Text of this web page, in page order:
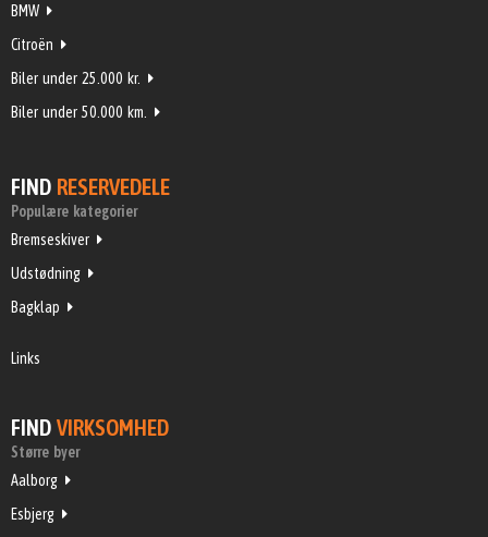
BMW
Citroën
Biler under 25.000 kr.
Biler under 50.000 km.
FIND RESERVEDELE
Populære kategorier
Bremseskiver
Udstødning
Bagklap
Links
FIND VIRKSOMHED
Større byer
Aalborg
Esbjerg